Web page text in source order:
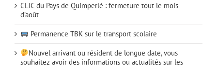
CLIC du Pays de Quimperlé : fermeture tout le mois
d’août
Permanence TBK sur le transport scolaire
Nouvel arrivant ou résident de longue date, vous
souhaitez avoir des informations ou actualités sur les